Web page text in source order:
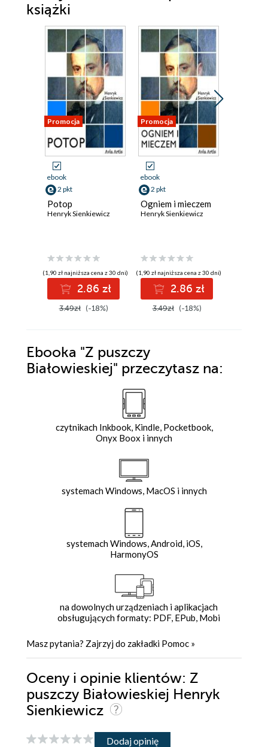
książki
Promocja
ebook
2 pkt
Potop
Henryk Sienkiewicz
(1,90 zł najniższa cena z 30 dni)
2.86 zł
3.49zł (-18%)
Promocja
ebook
2 pkt
Ogniem i mieczem
Henryk Sienkiewicz
(1,90 zł najniższa cena z 30 dni)
2.86 zł
3.49zł (-18%)
Ebooka "Z puszczy
Białowieskiej" przeczytasz na:
czytnikach Inkbook, Kindle, Pocketbook,
Onyx Boox i innych
systemach Windows, MacOS i innych
systemach Windows, Android, iOS,
HarmonyOS
na dowolnych urządzeniach i aplikacjach
obsługujących formaty: PDF, EPub, Mobi
Masz pytania? Zajrzyj do zakładki Pomoc »
Oceny i opinie klientów: Z
puszczy Białowieskiej Henryk
Sienkiewicz
Dodaj opinię